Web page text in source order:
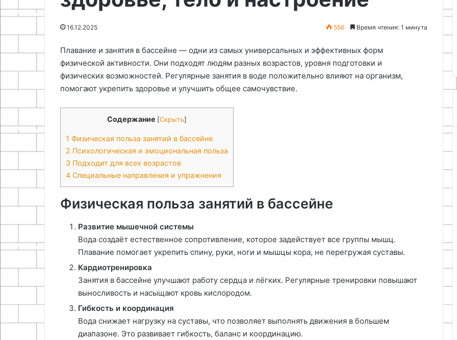
16.12.2025 556 Время чтения: 1 минута
Плавание и занятия в бассейне — одни из самых универсальных и эффективных форм
физической активности. Они подходят людям разных возрастов, уровня подготовки и
физических возможностей. Регулярные занятия в воде положительно влияют на организм,
помогают укрепить здоровье и улучшить общее самочувствие.
Содержание [Скрыть]
1 Физическая польза занятий в бассейне
2 Психологическая и эмоциональная польза
3 Подходит для всех возрастов
4 Специальные направления и упражнения
Физическая польза занятий в бассейне
Развитие мышечной системы
Вода создаёт естественное сопротивление, которое задействует все группы мышц.
Плавание помогает укрепить спину, руки, ноги и мышцы кора, не перегружая суставы.
Кардиотренировка
Занятия в бассейне улучшают работу сердца и лёгких. Регулярные тренировки повышают
выносливость и насыщают кровь кислородом.
Гибкость и координация
Вода снижает нагрузку на суставы, что позволяет выполнять движения в большем
диапазоне. Это развивает гибкость, баланс и координацию.
Самодельные держатели для
интернет быстро
на-
идеальное
для
любого
Заказной шкаф-купе в
на-Дону: идеальное решение
для любого пространства